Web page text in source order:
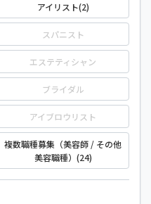
アイリスト(2)
スパニスト
エステティシャン
ブライダル
アイブロウリスト
複数職種募集（美容師 / その他
美容職種）(24)